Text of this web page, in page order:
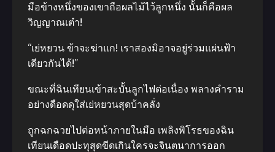
มือข้างหนึ่งของเขาถือผลไม้ไว้ลูกหนึ่ง นั้นก็คือผล
วิญญาณเต๋า!
“เย่หยวน ข้าจะฆ่าแก! เราสองมิอาจอยู่ร่วมแผ่นฟ้า
เดียวกันได้!”
ขณะที่ฉินเทียนเข้าสะบั้นลูกไฟต่อเนื่อง พลางคำราม
อย่างดือดดุใส่เย่หยวนสุดบ้าคลั่ง
ถูกฉกฉวยไปต่อหน้าภายในมือ เพลิงพิโรธของฉิน
เทียนเดือดปะทุสุดขีดเกินใครจะจินตนาการออก